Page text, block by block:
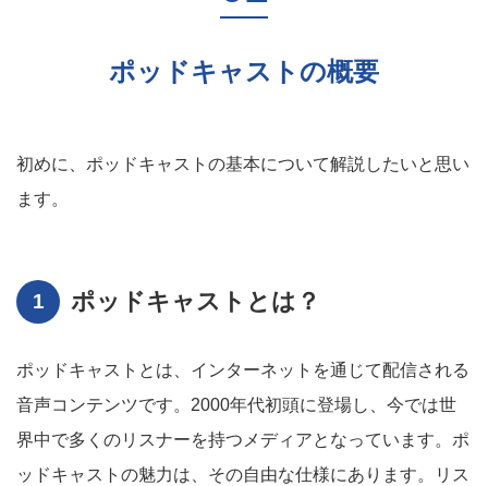
ポッドキャストの概要
初めに、ポッドキャストの基本について解説したいと思い
ます。
ポッドキャストとは？
ポッドキャストとは、インターネットを通じて配信される
音声コンテンツです。2000年代初頭に登場し、今では世
界中で多くのリスナーを持つメディアとなっています。ポ
ッドキャストの魅力は、その自由な仕様にあります。リス